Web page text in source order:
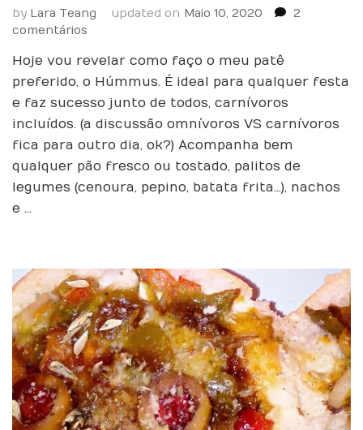
by Lara Teang updated on Maio 10, 2020
2
comentários
–
entrada
divinal!
Hoje vou revelar como faço o meu patê
preferido, o Húmmus. É ideal para qualquer festa
e faz sucesso junto de todos, carnívoros
incluídos. (a discussão omnívoros VS carnívoros
fica para outro dia, ok?) Acompanha bem
qualquer pão fresco ou tostado, palitos de
legumes (cenoura, pepino, batata frita…), nachos
e …